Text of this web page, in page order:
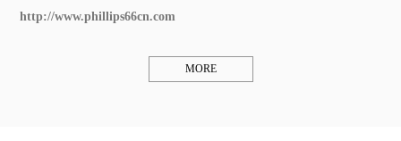
http://www.phillips66cn.com
MORE